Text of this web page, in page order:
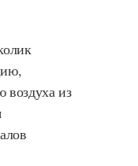
воздуха из